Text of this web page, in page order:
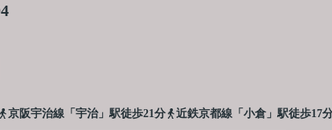
京阪宇治線「宇治」駅徒歩21分 近鉄京都線「小倉」駅徒歩17